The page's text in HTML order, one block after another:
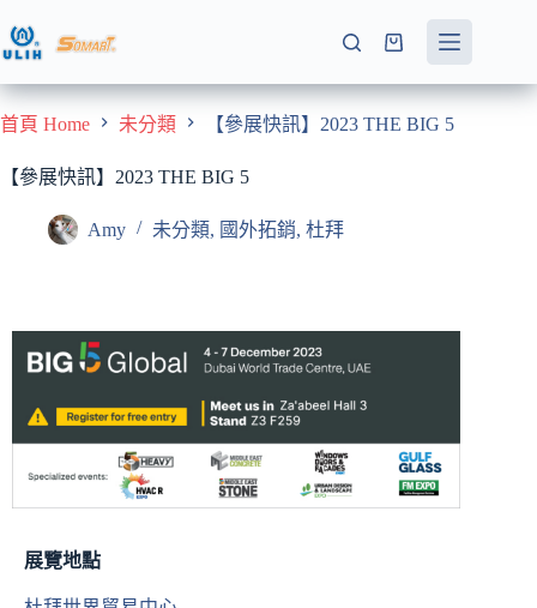
首頁 Home 未分類 【參展快訊】2023 THE BIG 5
【參展快訊】2023 THE BIG 5
Amy 未分類, 國外拓銷, 杜拜
展覽地點